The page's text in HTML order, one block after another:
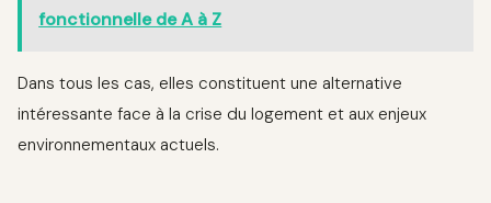
fonctionnelle de A à Z
Dans tous les cas, elles constituent une alternative
intéressante face à la crise du logement et aux enjeux
environnementaux actuels.